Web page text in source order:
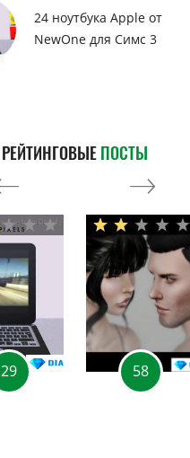
24 ноутбука Apple от
NewOne для Симс 3
РЕЙТИНГОВЫЕПОСТЫ
29 58